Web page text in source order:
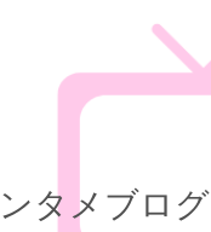
タメブログ